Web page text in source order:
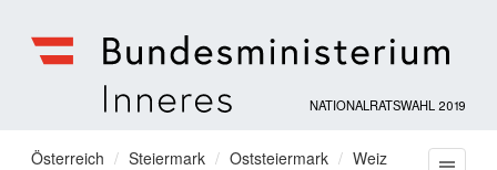
für
NATIONALRATSWAHL 2019
Sie
Österreich Steiermark Oststeiermark
Weiz